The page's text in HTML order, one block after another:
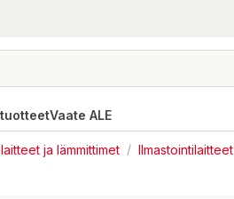
Vaate ALE
ja lämmittimet / Ilmastointilaitteet